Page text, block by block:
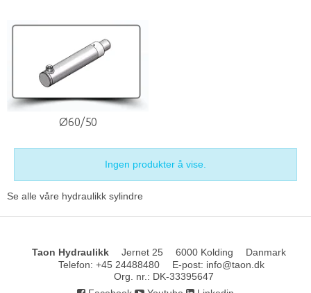
Ø60/50
Ingen produkter å vise.
Se alle våre hydraulikk sylindre
Taon Hydraulikk Jernet 25 6000 Kolding
Danmark
Telefon: +45 24488480 E-post: info@taon.dk
Org. nr.: DK-33395647